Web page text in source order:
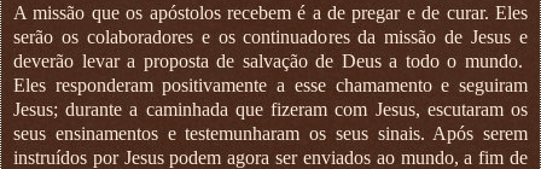
A missão que os apóstolos recebem é a de pregar e de curar. Eles
serão os colaboradores e os continuadores da missão de Jesus e
deverão levar a proposta de salvação de Deus a todo o mundo.
Eles responderam positivamente a esse chamamento e seguiram
Jesus; durante a caminhada que fizeram com Jesus, escutaram os
seus ensinamentos e testemunharam os seus sinais. Após serem
instruídos por Jesus podem agora ser enviados ao mundo, a fim de